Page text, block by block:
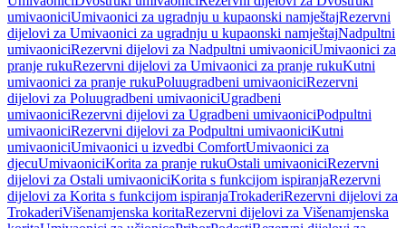
umivaoniciUmivaonici za ugradnju u kupaonski namještajRezervni
dijelovi za Umivaonici za ugradnju u kupaonski namještajNadpultni
umivaoniciRezervni dijelovi za Nadpultni umivaoniciUmivaonici za
pranje rukuRezervni dijelovi za Umivaonici za pranje rukuKutni
umivaonici za pranje rukuPoluugradbeni umivaoniciRezervni
dijelovi za Poluugradbeni umivaoniciUgradbeni
umivaoniciRezervni dijelovi za Ugradbeni umivaoniciPodpultni
umivaoniciRezervni dijelovi za Podpultni umivaoniciKutni
umivaoniciUmivaonici u izvedbi ComfortUmivaonici za
djecuUmivaoniciKorita za pranje rukuOstali umivaoniciRezervni
dijelovi za Ostali umivaoniciKorita s funkcijom ispiranjaRezervni
dijelovi za Korita s funkcijom ispiranjaTrokaderiRezervni dijelovi za
TrokaderiVišenamjenska koritaRezervni dijelovi za Višenamjenska